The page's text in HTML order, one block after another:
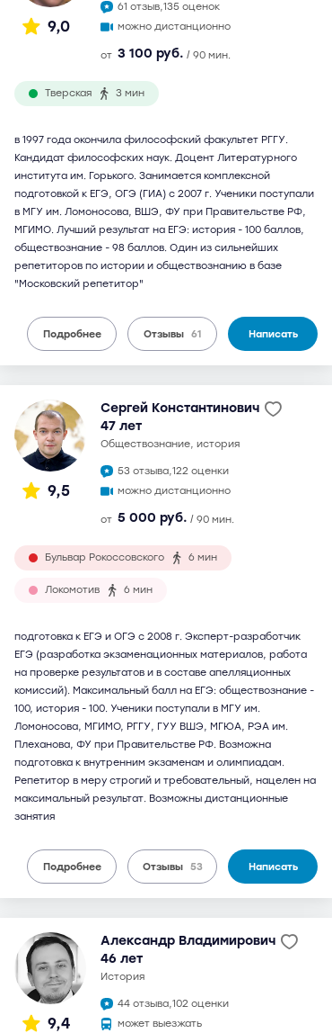
9,0
61 отзыв,135 оценок
можно дистанционно
от 3 100 руб. / 90 мин.
Тверская 3 мин
в 1997 года окончила философский факультет РГГУ.
Кандидат философских наук. Доцент Литературного
института им. Горького. Занимается комплексной
подготовкой к ЕГЭ, ОГЭ (ГИА) с 2007 г. Ученики поступали
в МГУ им. Ломоносова, ВШЭ, ФУ при Правительстве РФ,
МГИМО. Лучший результат на ЕГЭ: история - 100 баллов,
обществознание - 98 баллов. Один из сильнейших
репетиторов по истории и обществознанию в базе
"Московский репетитор"
Подробнее Отзывы 61 Написать
9,5
Сергей Константинович
47 лет
обществознание, история
53 отзыва,122 оценки
можно дистанционно
от 5 000 руб. / 90 мин.
Бульвар Рокоссовского 6 мин
Локомотив 6 мин
подготовка к ЕГЭ и ОГЭ с 2008 г. Эксперт-разработчик
ЕГЭ (разработка экзаменационных материалов, работа
на проверке результатов и в составе апелляционных
комиссий). Максимальный балл на ЕГЭ: обществознание -
100, история - 100. Ученики поступали в МГУ им.
Ломоносова, МГИМО, РГГУ, ГУУ ВШЭ, МГЮА, РЭА им.
Плеханова, ФУ при Правительстве РФ. Возможна
подготовка к внутренним экзаменам и олимпиадам.
Репетитор в меру строгий и требовательный, нацелен на
максимальный результат. Возможны дистанционные
занятия
Подробнее Отзывы 53 Написать
9,4
Александр Владимирович
46 лет
история
44 отзыва,102 оценки
может выезжать